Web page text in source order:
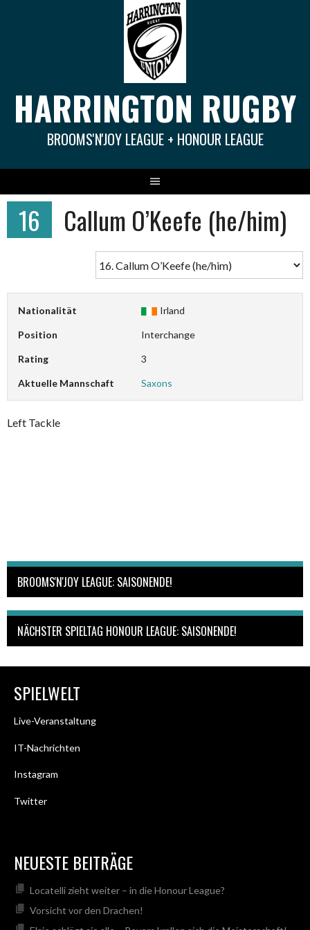
HARRINGTON RUGBY
BROOMS'N'JOY LEAGUE + HONOUR LEAGUE
16 Callum O’Keefe (he/him)
Nationalität Irland
Position Interchange
Rating 3
Aktuelle Mannschaft Saxons
Left Tackle
BROOMS'N'JOY LEAGUE: SAISONENDE!
NÄCHSTER SPIELTAG HONOUR LEAGUE: SAISONENDE!
SPIELWELT
Live-Veranstaltung
IT-Nachrichten
Instagram
Twitter
NEUESTE BEITRÄGE
Locatelli zieht weiter – in die Honour League?
Vorsicht vor den Drachen!